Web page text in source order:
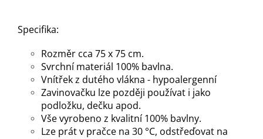
Specifika:
Rozměr cca 75 x 75 cm.
Svrchní materiál 100% bavlna.
Vnítřek z dutého vlákna - hypoalergenní
Zavinovačku lze později používat i jako
podložku, dečku apod.
Vše vyrobeno z kvalitní 100% bavlny.
Lze prát v pračce na 30 °C, odstřeďovat na